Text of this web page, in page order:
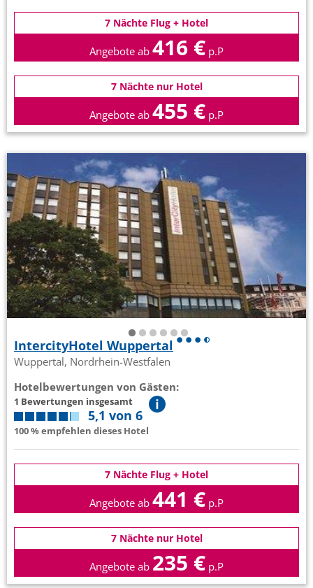
7 Nächte Flug + Hotel
Angebote ab 416 € p.P
7 Nächte nur Hotel
Angebote ab 455 € p.P
IntercityHotel Wuppertal
Wuppertal, Nordrhein-Westfalen
Hotelbewertungen von Gästen:
1 Bewertungen insgesamt
5,1 von 6
100 % empfehlen dieses Hotel
7 Nächte Flug + Hotel
Angebote ab 441 € p.P
7 Nächte nur Hotel
Angebote ab 235 € p.P